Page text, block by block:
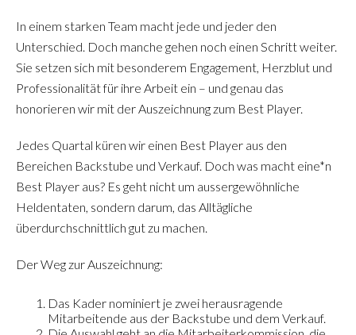
In einem starken Team macht jede und jeder den
Unterschied. Doch manche gehen noch einen Schritt weiter.
Sie setzen sich mit besonderem Engagement, Herzblut und
Professionalität für ihre Arbeit ein – und genau das
honorieren wir mit der Auszeichnung zum Best Player.
Jedes Quartal küren wir einen Best Player aus den
Bereichen Backstube und Verkauf. Doch was macht eine*n
Best Player aus? Es geht nicht um aussergewöhnliche
Heldentaten, sondern darum, das Alltägliche
überdurchschnittlich gut zu machen.
Der Weg zur Auszeichnung:
Das Kader nominiert je zwei herausragende
Mitarbeitende aus der Backstube und dem Verkauf.